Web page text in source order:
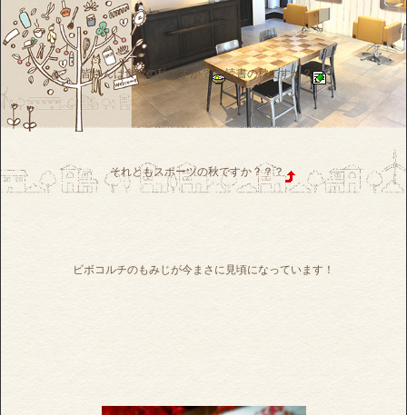
皆さんは食欲の秋ですか？ 読書の秋ですか？
それともスポーツの秋ですか？？？
ビボコルチのもみじが今まさに見頃になっています！